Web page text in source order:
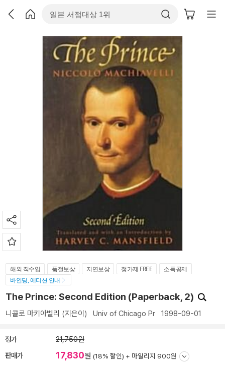
해외 직수입 품절보상 지연보상 정가제 FREE
소득공제
바인딩, 에디션 안내
The Prince: Second Edition (Paperback, 2)
니콜로 마키아벨리 (지은이) Univ of Chicago Pr 1998-09-01
정가 21,750원
판매가 17,830원 (18% 할인) + 마일리지 900원